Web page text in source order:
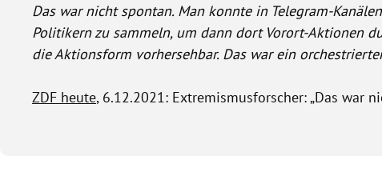
Das war nicht spontan. Man konnte in Telegram-
Politikern zu sammeln, um dann dort Vorort-Aktionen
die Aktionsform vorhersehbar. Das war ein
ZDF heute, 6.12.2021: Extremismusforscher: „Das war